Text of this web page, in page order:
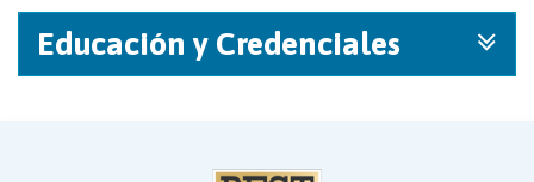
Educación y Credenciales